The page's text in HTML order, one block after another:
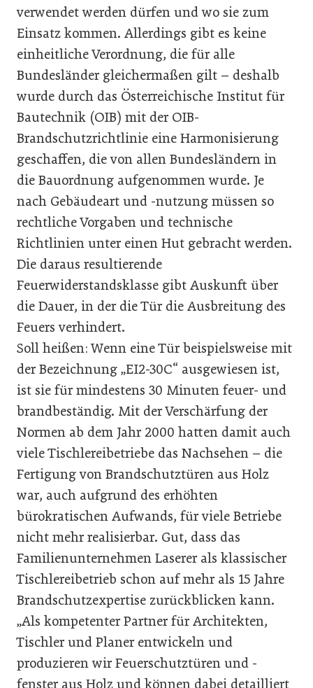
verwendet werden dürfen und wo sie zum
Einsatz kommen. Allerdings gibt es keine
einheitliche Verordnung, die für alle
Bundesländer gleichermaßen gilt – deshalb
wurde durch das Österreichische Institut für
Bautechnik (OIB) mit der OIB-
Brandschutzrichtlinie eine Harmonisierung
geschaffen, die von allen Bundesländern in
die Bauordnung aufgenommen wurde. Je
nach Gebäudeart und -nutzung müssen so
rechtliche Vorgaben und technische
Richtlinien unter einen Hut gebracht werden.
Die da­raus resultierende
Feuerwiderstandsklasse gibt Auskunft über
die Dauer, in der die Tür die Ausbreitung des
Feuers verhindert.
Soll heißen: Wenn eine Tür beispielsweise mit
der Bezeichnung „EI2-30C“ ausgewiesen ist,
ist sie für mindestens 30 Minuten feuer- und
brandbeständig. Mit der Verschärfung der
Normen ab dem Jahr 2000 hatten damit auch
viele Tischlereibetriebe das Nachsehen – die
Fertigung von Brandschutztüren aus Holz
war, auch aufgrund des erhöhten
bürokratischen Aufwands, für viele Betriebe
nicht mehr realisierbar. Gut, dass das
Familienunternehmen Laserer als klassischer
Tischlereibetrieb schon auf mehr als 15 Jahre
Brandschutzexpertise zurückblicken kann.
„Als kompetenter Partner für Architekten,
Tischler und Planer entwickeln und
produzieren wir Feuerschutztüren und -
fenster aus Holz und können dabei detailliert